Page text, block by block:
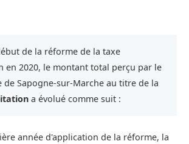
de la réforme de la taxe
en 2020, le montant total perçu par le
de Sapogne-sur-Marche au titre de la
a évolué comme suit :
année d'application de la réforme, la